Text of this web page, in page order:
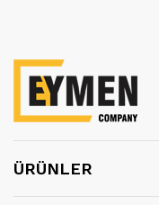
ÜRÜNLER